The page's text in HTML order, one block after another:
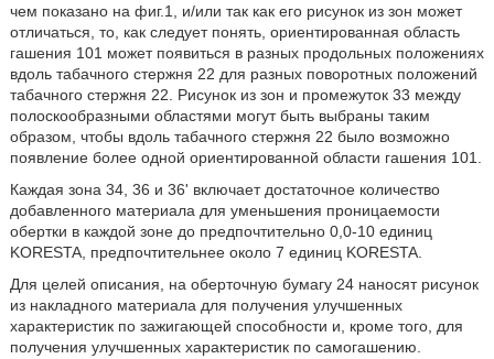
чем показано на фиг.1, и/или так как его рисунок из зон может
отличаться, то, как следует понять, ориентированная область
гашения 101 может появиться в разных продольных положениях
вдоль табачного стержня 22 для разных поворотных положений
табачного стержня 22. Рисунок из зон и промежуток 33 между
полоскообразными областями могут быть выбраны таким
образом, чтобы вдоль табачного стержня 22 было возможно
появление более одной ориентированной области гашения 101.
Каждая зона 34, 36 и 36' включает достаточное количество
добавленного материала для уменьшения проницаемости
обертки в каждой зоне до предпочтительно 0,0-10 единиц
KORESTA, предпочтительнее около 7 единиц KORESTA.
Для целей описания, на оберточную бумагу 24 наносят рисунок
из накладного материала для получения улучшенных
характеристик по зажигающей способности и, кроме того, для
получения улучшенных характеристик по самогашению.